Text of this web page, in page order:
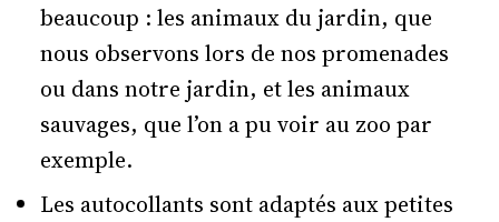
beaucoup : les animaux du jardin, que
nous observons lors de nos promenades
ou dans notre jardin, et les animaux
sauvages, que l’on a pu voir au zoo par
exemple.
Les autocollants sont adaptés aux petites